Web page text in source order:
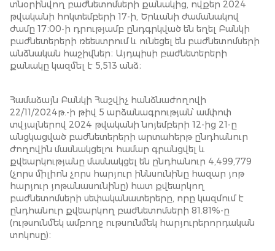
տնօրինվող բաժնետոմսերի քանակից, ովքեր 2024
թվականի հոկտեմբերի 17-ի, Երևանի ժամանակով
ժամը 17։00-ի դրությամբ ընդգրկված են եղել Բանկի
բաժնետերերի ռեեստրում և ունեցել են բաժնետոմսերի
անձնական հաշիվներ։ Այդպիսի բաժնետերերի
քանակը կազմել է 5,513 անձ։
Համաձայն Բանկի Հաշվիչ հանձնաժողովի
22/11/2024թ.-ի թիվ 5 արձանագրության՝ ամփոփ
տվյալներով 2024 թվականի նոյեմբերի 12-ից 21-ը
անցկացված բաժնետերերի արտահերթ ընդհանուր
ժողովին մասնակցելու համար գրանցվել և
քվեարկությանը մասնակցել են ընդհանուր 4,499,779
(չորս միլիոն չորս հարյուր իննսունինը հազար յոթ
հարյուր յոթանասունինը) հատ քվեարկող
բաժնետոմսերի սեփականատերերը, որը կազմում է
ընդհանուր քվեարկող բաժնետոմսերի 81.81%-ը
(ութսունմեկ ամբողջ ութսունմեկ հարյուրերորդական
տոկոսը)։